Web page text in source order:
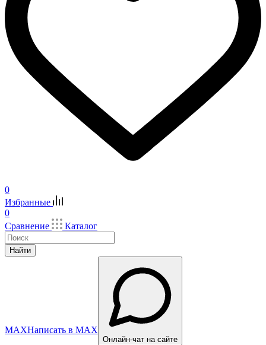
0
Избранные
0
Сравнение
Каталог
Найти
MAXНаписать в MAX
Онлайн-чат на сайте